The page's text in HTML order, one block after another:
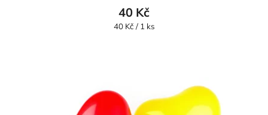
40 Kč
Měrná
40 Kč / 1 ks